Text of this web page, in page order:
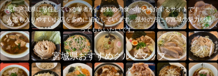
長年宮城県に居住している筆者が、お勧めの食べ物を紹介するサイトです。一
人でも入りやすいお店を多めに紹介しています。県外の方にも宮城の魅力を知
ってもらいたいです。
宮城県おすすめグルメマップ